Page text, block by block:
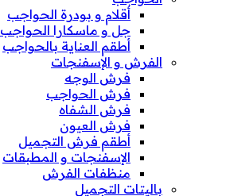
أقلام و بودرة الحواجب
جل و ماسكارا الحواجب
أطقم العناية بالحواجب
الفرش و الإسفنجات
فرش الوجه
فرش الحواجب
فرش الشفاه
فرش العيون
أطقم فرش التجميل
الإسفنجات و المطبقات
منظفات الفرش
باليتات التجميل